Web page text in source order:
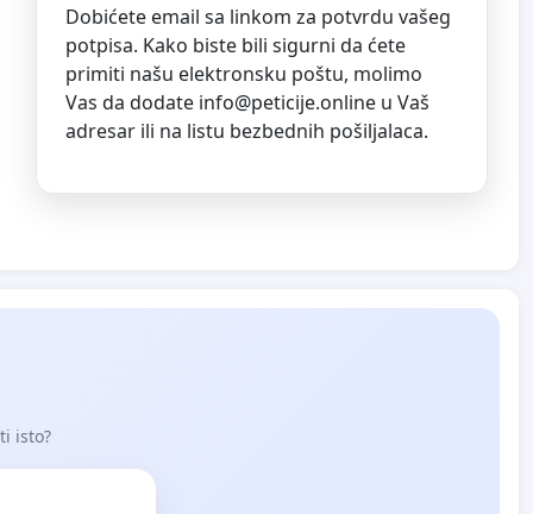
Dobićete email sa linkom za potvrdu vašeg
potpisa. Kako biste bili sigurni da ćete
primiti našu elektronsku poštu, molimo
Vas da dodate info@peticije.online u Vaš
adresar ili na listu bezbednih pošiljalaca.
isto?